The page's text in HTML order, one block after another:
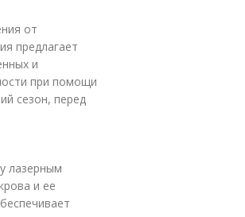
от
предлагает
и
при помощи
сезон, перед
лазерным
и ее